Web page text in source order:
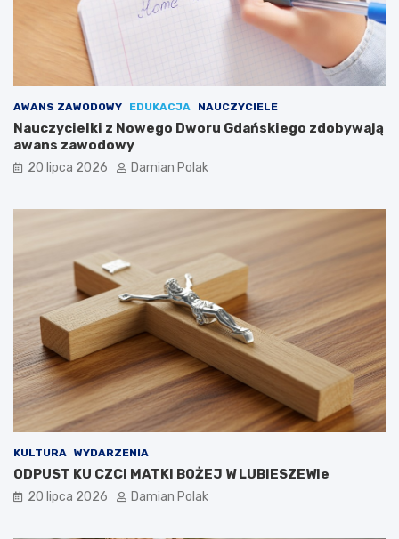
AWANS ZAWODOWY EDUKACJA NAUCZYCIELE
Nauczycielki z Nowego Dworu Gdańskiego zdobywają
awans zawodowy
20 lipca 2026 Damian Polak
KULTURA WYDARZENIA
ODPUST KU CZCI MATKI BOŻEJ W LUBIESZEWIe
20 lipca 2026 Damian Polak